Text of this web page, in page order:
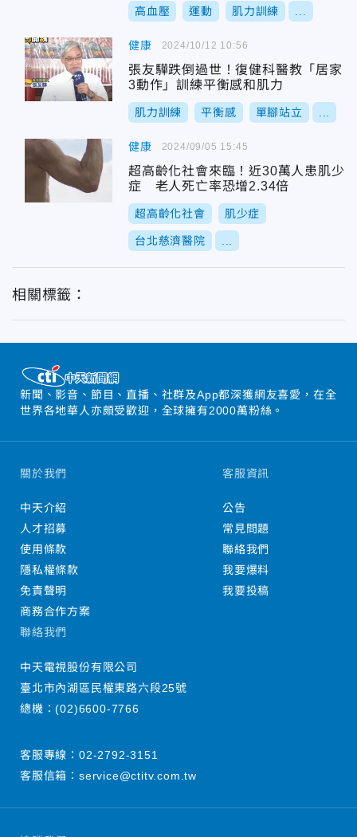
高血壓 運動 肌力訓練
健康
張友驊跌倒過世！復健科醫教「居家
3動作」訓練平衡感和肌力
肌力訓練 平衡感 單腳站立
2024/10/12 10:56
健康
超高齡化社會來臨！近30萬人患肌少
症 老人死亡率恐增2.34倍
超高齡化社會 肌少症
台北慈濟醫院
2024/09/05 15:45
相關標籤：
新聞、影音、節目、直播、社群及App都深獲網友喜愛，在全
世界各地華人亦頗受歡迎，全球擁有2000萬粉絲。
關於我們
中天介紹
人才招募
使用條款
隱私權條款
免責聲明
商務合作方案
客服資訊
公告
常見問題
聯絡我們
我要爆料
我要投稿
聯絡我們
中天電視股份有限公司
臺北市內湖區民權東路六段25號
總機：(02)6600-7766
客服專線： 02-2792-3151
客服信箱： service@ctitv.com.tw